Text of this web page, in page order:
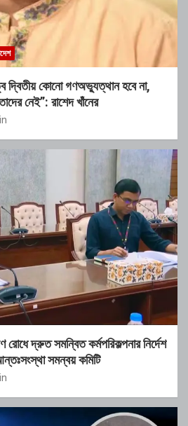
দ্বিতীয় কোনো গণঅভ্যুত্থান হবে না,
নেই”: রাশেদ খাঁনের
রোধে দ্রুত সমন্বিত কর্মপরিকল্পনার নির্দেশ
সমন্বয় কমিটি